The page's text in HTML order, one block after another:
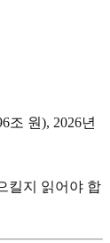
조 원), 2026년
킬지 읽어야 합